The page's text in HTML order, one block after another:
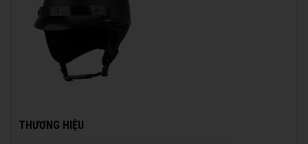
THƯƠNG HIỆU